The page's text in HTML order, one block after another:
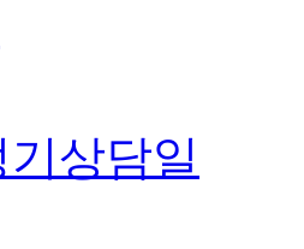
상담일